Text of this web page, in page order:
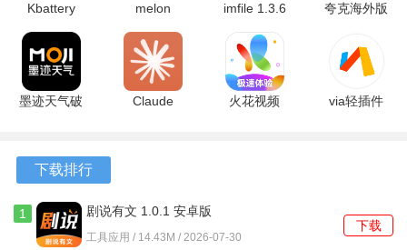
软件功能
1、可以一次性选择并发送多个文件或整个文件夹，接收方会
完整保留原有的文件目录结构。
待时间有一个清晰的预期。
3、传输历史记录会被自动保存，方便后续查找或再次向同一
设备发送文件，无需重复选择。
Kbattery
1.2.2 安卓
版
melon
ticket
global
1.6.0 安卓
版
imfile 1.3.6
夸克海外版
安卓版
墨迹天气破
最新版
Claude
火花视频
via轻插件
下载排行
1 剧说有文 1.0.1 安卓版
工具应用 / 14.43M / 2026-07-30
下载